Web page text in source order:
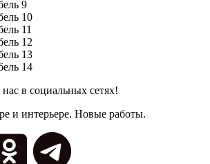
в социальных сетях!
и интерьере. Новые работы.